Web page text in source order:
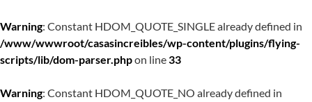
Warning: Constant HDOM_QUOTE_SINGLE already defined in
/www/wwwroot/casasincreibles/wp-content/plugins/flying-
scripts/lib/dom-parser.phpon line33
Warning: Constant HDOM_QUOTE_NO already defined in